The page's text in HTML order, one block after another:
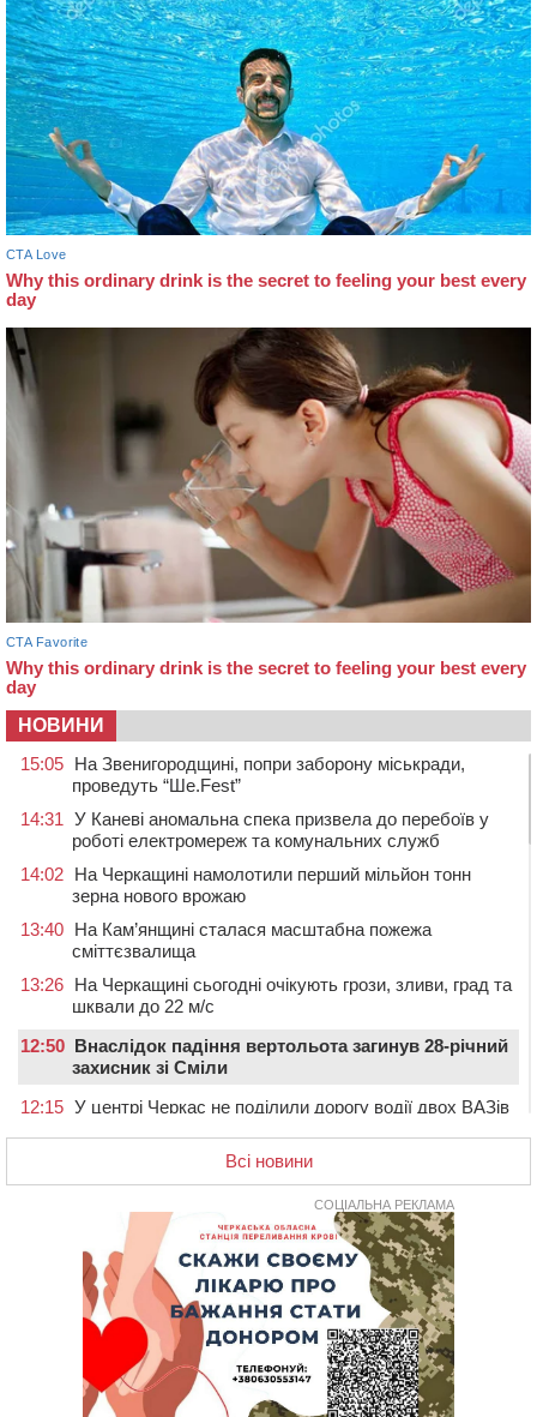
НОВИНИ
15:05 На Звенигородщині, попри заборону міськради,
проведуть “Ше.Fest”
14:31 У Каневі аномальна спека призвела до перебоїв у
роботі електромереж та комунальних служб
14:02 На Черкащині намолотили перший мільйон тонн
зерна нового врожаю
13:40 На Кам’янщині сталася масштабна пожежа
сміттєзвалища
13:26 На Черкащині сьогодні очікують грози, зливи, град та
шквали до 22 м/с
12:50 Внаслідок падіння вертольота загинув 28-річний
захисник зі Сміли
12:15 У центрі Черкас не поділили дорогу водії двох ВАЗів
11:29 У Черкасах до середини серпня обмежать рух
транспорту на трьох вулицях
На Черкащині кількість укриттів збільшилась
уп’ятеро з початку повномасштабної війни
У Черкасах водій Audi Q5 спричинив аварію, не
пропустивши інший кросовер
“Черкасиводоканал” пропонує підвищити
тарифи на воду та водовідведення з 2027 року
Встановити гойдалки, карусель і закупити іграшки: у
Черкасах просять покращити умови в дитсадку
Всі новини
СОЦІАЛЬНА РЕКЛАМА